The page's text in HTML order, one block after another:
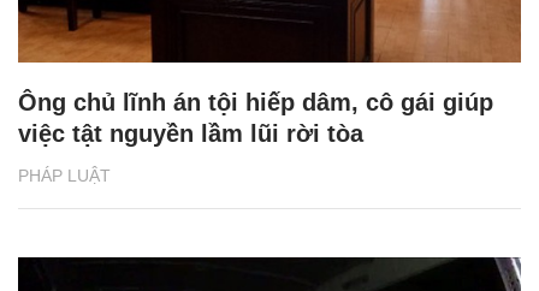
PHÁP LUẬT
Ông chủ lĩnh án tội hiếp dâm, cô gái giúp
việc tật nguyền lầm lũi rời tòa